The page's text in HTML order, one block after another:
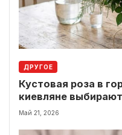
ДРУГОЕ
Кустовая роза в
киевляне
вместо классики
Май 21, 2026